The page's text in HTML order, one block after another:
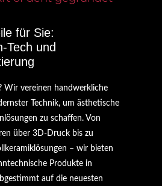
für Sie:
Tech und
Wir vereinen handwerkliche
Technik, um ästhetische
zu schaffen. Von
über 3D-Druck bis zu
– wir bieten
Produkte in
auf die neuesten